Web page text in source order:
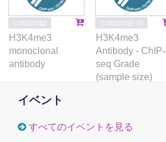
C15200152
H3K4me3
monoclonal
antibody
C15200152-10
H3K4me3
Antibody - ChIP-
seq Grade
(sample size)
イベント
すべてのイベントを見る